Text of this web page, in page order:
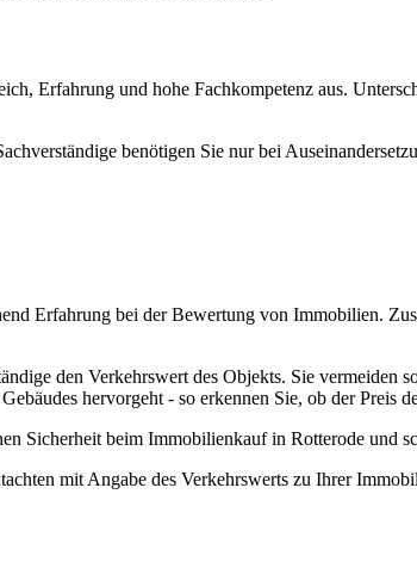
Erfahrung und hohe Fachkompetenz aus.
benötigen Sie nur bei
Erfahrung bei der Bewertung von Immobilien.
den Verkehrswert des Objekts. Sie vermeiden
hervorgeht - so erkennen Sie, ob der Preis
Sicherheit beim Immobilienkauf in Rotterode und
mit Angabe des Verkehrswerts zu Ihrer